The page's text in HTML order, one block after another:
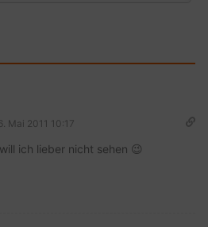
Mai 2011 10:17
ich lieber nicht sehen 😉